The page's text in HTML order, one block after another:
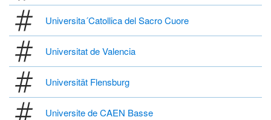
Universita´Catollica del Sacro Cuore
Universitat de Valencia
Universität Flensburg
Universite de CAEN Basse